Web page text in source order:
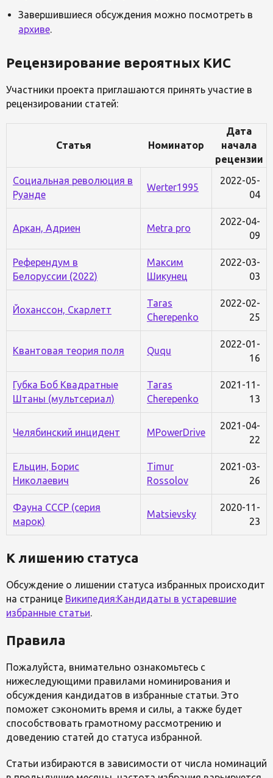
Завершившиеся обсуждения можно посмотреть в
архиве.
Рецензирование вероятных КИС
Участники проекта приглашаются принять участие в
рецензировании статей:
Статья Номинатор
Дата
начала
рецензии
Социальная революция в
Руанде
Werter1995
2022-05-
04
Аркан, Адриен Metra pro
2022-04-
09
Референдум в
Белоруссии (2022)
Максим
Шикунец
2022-03-
03
Йоханссон, Скарлетт
Taras
Cherepenko
2022-02-
25
Квантовая теория поля Ququ
2022-01-
16
Губка Боб Квадратные
Штаны (мультсериал)
Taras
Cherepenko
2021-11-
13
Челябинский инцидент MPowerDrive
2021-04-
22
Ельцин, Борис
Николаевич
Timur
Rossolov
2021-03-
26
Фауна СССР (серия
марок)
Matsievsky
2020-11-
23
К лишению статуса
Обсуждение о лишении статуса избранных происходит
на странице Википедия:Кандидаты в устаревшие
избранные статьи.
Правила
Пожалуйста, внимательно ознакомьтесь с
нижеследующими правилами номинирования и
обсуждения кандидатов в избранные статьи. Это
поможет сэкономить время и силы, а также будет
способствовать грамотному рассмотрению и
доведению статей до статуса избранной.
Статьи избираются в зависимости от числа номинаций